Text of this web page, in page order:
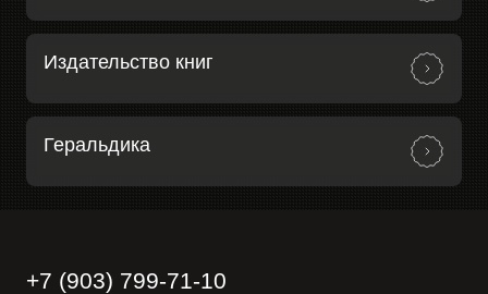
Издательство книг
Геральдика
+7 (903) 799-71-10